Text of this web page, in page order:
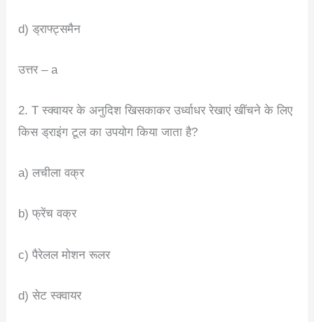
d) ड्राफ्ट्समैन
उत्तर – a
2. T स्क्वायर के अनुदिश खिसकाकर उर्ध्वाधर रेखाएं खींचने के लिए
किस ड्राइंग टूल का उपयोग किया जाता है?
a) लचीला वक्र
b) फ्रेंच वक्र
c) पैरेलल मोशन रूलर
d) सेट स्क्वायर